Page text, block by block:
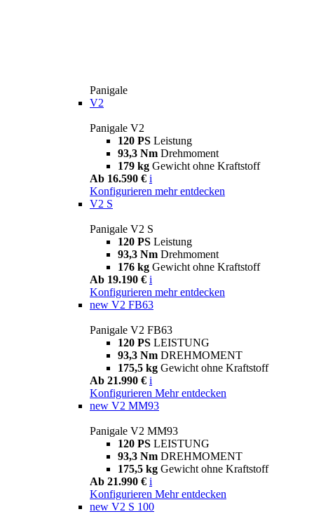
Panigale
V2
Panigale V2
120 PS Leistung
93,3 Nm Drehmoment
179 kg Gewicht ohne Kraftstoff
Ab 16.590 € i
Konfigurieren mehr entdecken
V2 S
Panigale V2 S
120 PS Leistung
93,3 Nm Drehmoment
176 kg Gewicht ohne Kraftstoff
Ab 19.190 € i
Konfigurieren mehr entdecken
new V2 FB63
Panigale V2 FB63
120 PS LEISTUNG
93,3 Nm DREHMOMENT
175,5 kg Gewicht ohne Kraftstoff
Ab 21.990 € i
Konfigurieren Mehr entdecken
new V2 MM93
Panigale V2 MM93
120 PS LEISTUNG
93,3 Nm DREHMOMENT
175,5 kg Gewicht ohne Kraftstoff
Ab 21.990 € i
Konfigurieren Mehr entdecken
new V2 S 100